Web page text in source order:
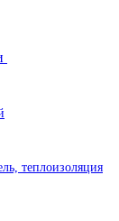
теплоизоляция